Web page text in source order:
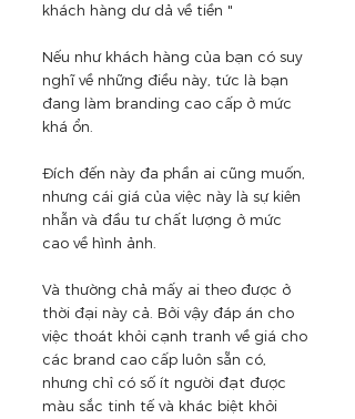
khách hàng dư dả về tiền "
Nếu như khách hàng của bạn có suy
nghĩ về những điều này, tức là bạn
đang làm branding cao cấp ở mức
khá ổn.
Đích đến này đa phần ai cũng muốn,
nhưng cái giá của việc này là sự kiên
nhẫn và đầu tư chất lượng ở mức
cao về hình ảnh.
Và thường chả mấy ai theo được ở
thời đại này cả. Bởi vậy đáp án cho
việc thoát khỏi cạnh tranh về giá cho
các brand cao cấp luôn sẵn có,
nhưng chỉ có số ít người đạt được
màu sắc tinh tế và khác biệt khỏi